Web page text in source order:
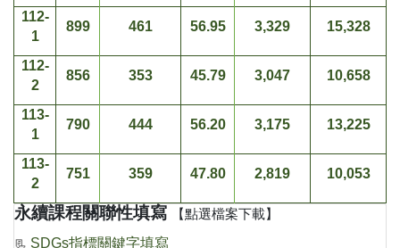
112-
1
899 461 56.95 3,329 15,328
112-
2
856 353 45.79 3,047 10,658
113-
1
790 444 56.20 3,175 13,225
113-
2
751 359 47.80 2,819 10,053
永續課程關聯性填寫 【點選檔案下載】
📃 SDGs指標關鍵字填寫